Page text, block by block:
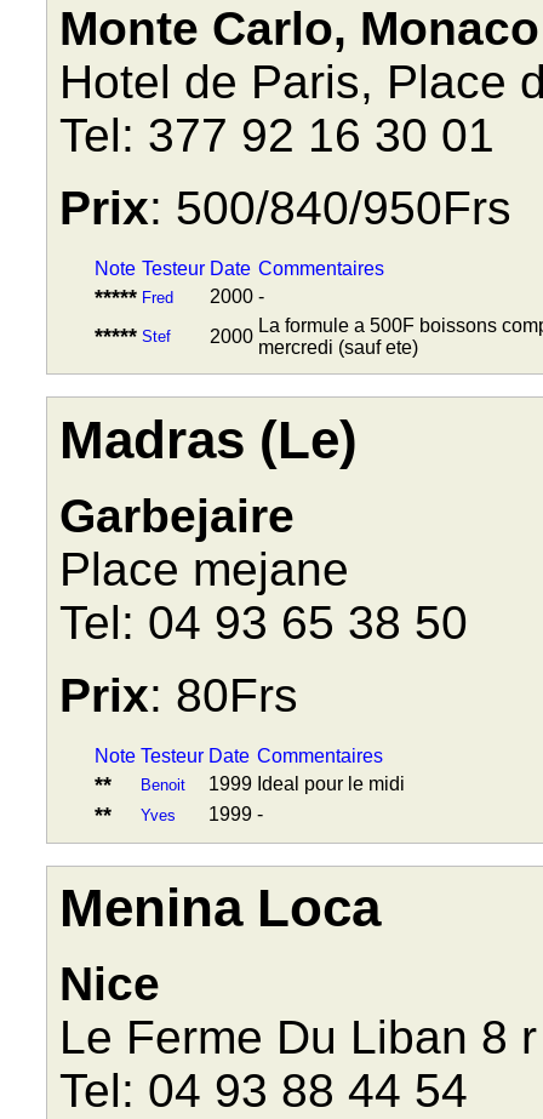
Monte Carlo, Monaco
Hotel de Paris, Place
Tel: 377 92 16 30 01
Prix: 500/840/950Frs
Note Testeur Date Commentaires
***** Fred 2000 -
***** Stef 2000
La formule a 500F boissons
mercredi (sauf ete)
Madras (Le)
Garbejaire
Place mejane
Tel: 04 93 65 38 50
Prix: 80Frs
Note Testeur Date Commentaires
** Benoit 1999 Ideal pour le midi
** Yves 1999 -
Menina Loca
Nice
Le Ferme Du Liban 8
Tel: 04 93 88 44 54